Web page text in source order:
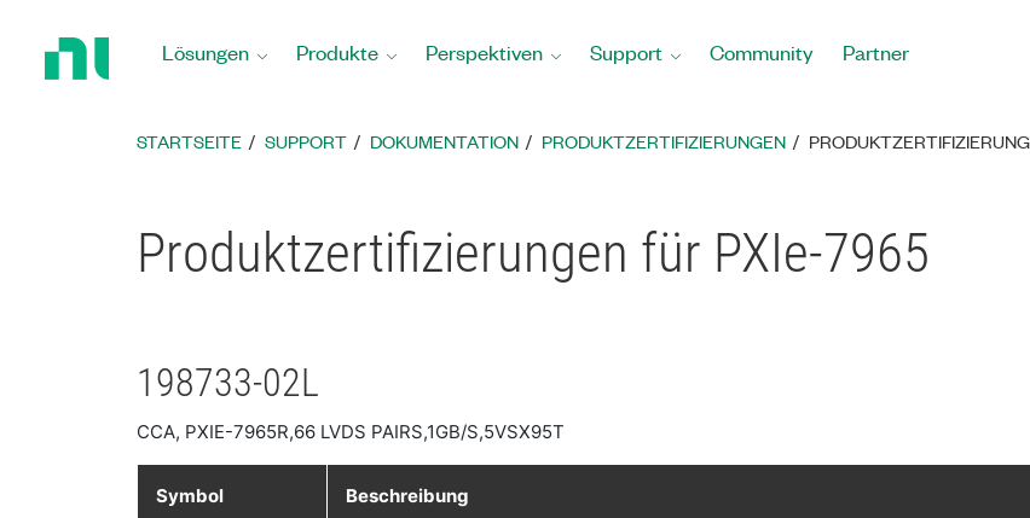
Startseite
Lösungen Produkte Perspektiven Support Community Partner
STARTSEITE SUPPORT DOKUMENTATION PRODUKTZERTIFIZIERUNGEN
Produktzertifizierungen für PXIe-7965
198733-02L
CCA, PXIE-7965R,66 LVDS PAIRS,1GB/S,5VSX95T
Symbol Beschreibung